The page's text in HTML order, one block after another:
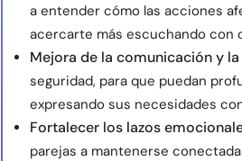
a entender cómo las acciones
acercarte más escuchando con
Mejora de la comunicación y
seguridad, para que puedan
expresando sus necesidades
Fortalecer los lazos
parejas a mantenerse